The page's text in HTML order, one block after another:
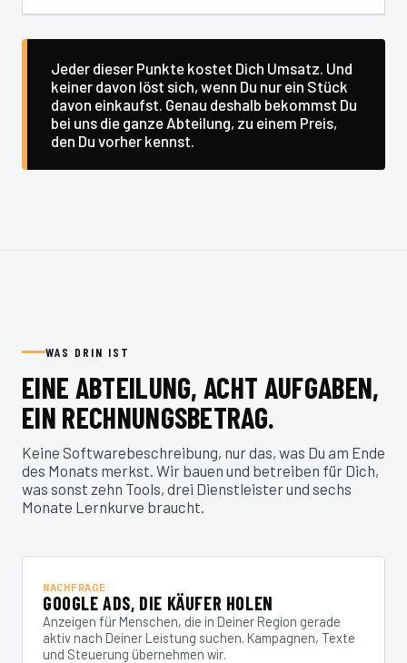
Jeder dieser Punkte kostet Dich Umsatz. Und
keiner davon löst sich, wenn Du nur ein Stück
davon einkaufst. Genau deshalb bekommst Du
bei uns die ganze Abteilung, zu einem Preis,
den Du vorher kennst.
WAS DRIN IST
EINE ABTEILUNG, ACHT AUFGABEN,
EIN RECHNUNGSBETRAG.
Keine Softwarebeschreibung, nur das, was Du am Ende
des Monats merkst. Wir bauen und betreiben für Dich,
was sonst zehn Tools, drei Dienstleister und sechs
Monate Lernkurve braucht.
NACHFRAGE
GOOGLE ADS, DIE KÄUFER HOLEN
Anzeigen für Menschen, die in Deiner Region gerade
aktiv nach Deiner Leistung suchen. Kampagnen, Texte
und Steuerung übernehmen wir.